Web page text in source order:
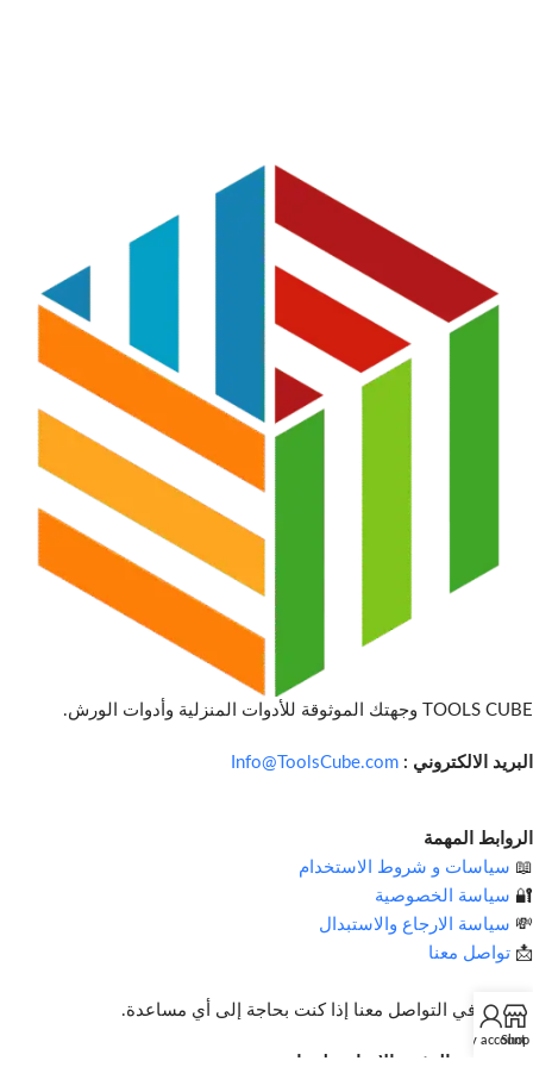
TOOLS CUBE وجهتك الموثوقة للأدوات المنزلية وأدوات الورش.
البريد الالكتروني : Info@ToolsCube.com
الروابط المهمة
📖 سياسات و شروط الاستخدام
🔐 سياسة الخصوصية
💸 سياسة الارجاع والاستبدال
📩 تواصل معنا
لا تتردد في التواصل معنا إذا كنت بحاجة إلى أي مساعدة.
اشترك في النشرة الإخبارية لدينا
Shop
My account